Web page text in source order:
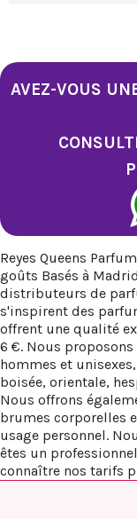
AVEZ-VOUS
Reyes Queens
goûts Basés à
distributeurs de
s'inspirent des
offrent une qualité
6 €. Nous
hommes et
boisée, orientale,
Nous offrons
brumes corporelles
usage personnel.
êtes un
connaître nos tarifs